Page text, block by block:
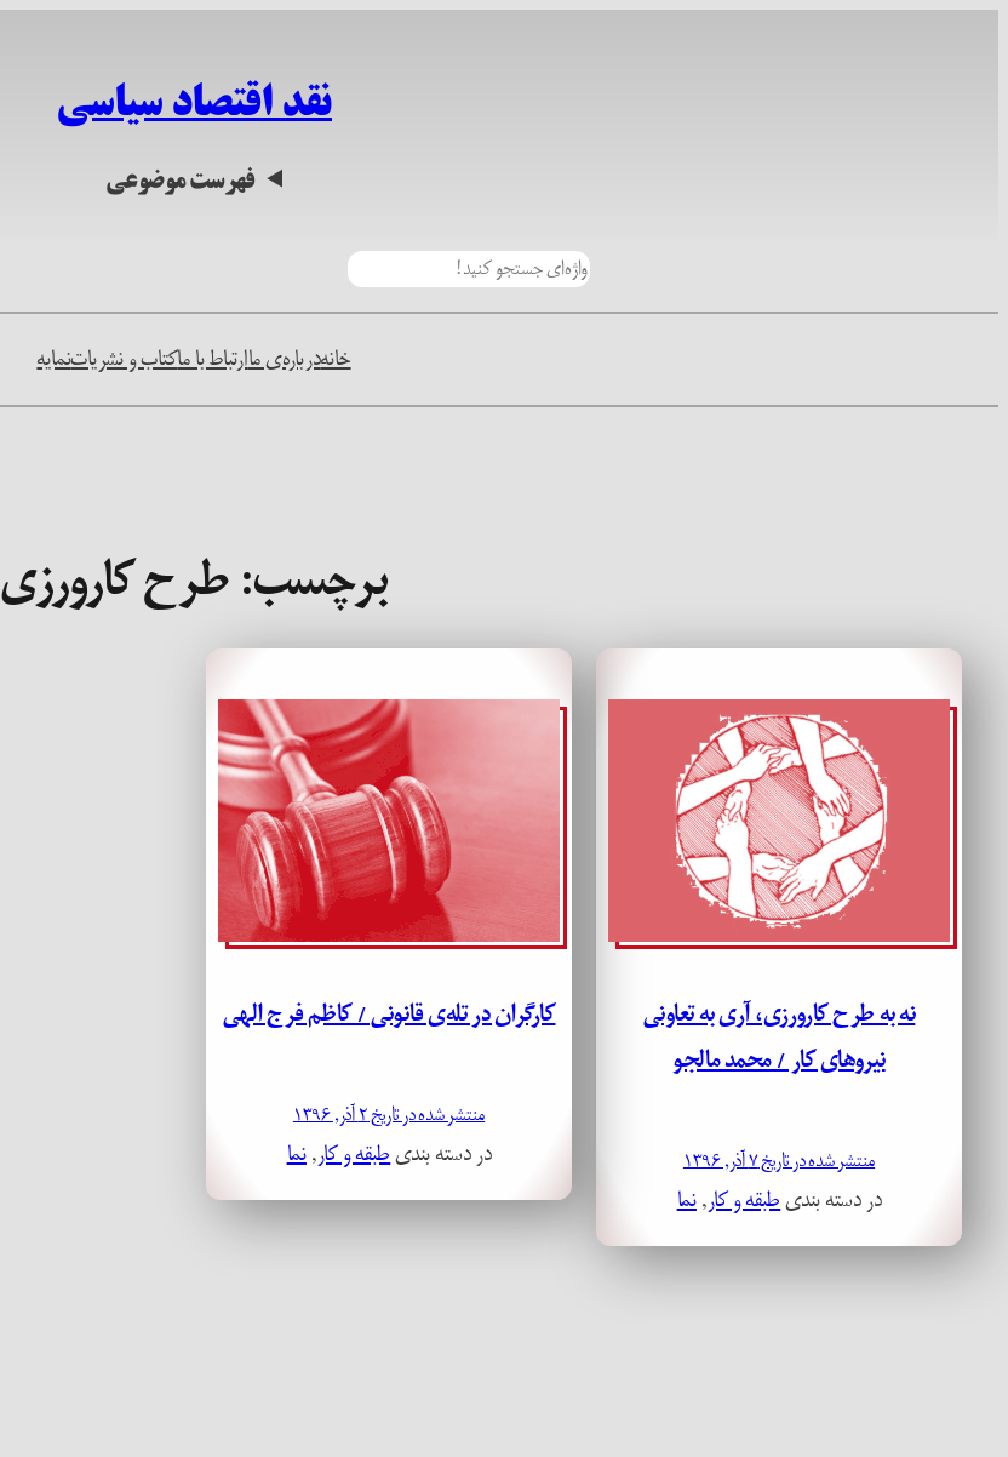
نقد اقتصاد سیاسی
فهرست موضوعی
خانهدرباره‌ی ماارتباط با ماکتاب و نشریاتنمایه
برچسب:طرح کارورزی
نه به طرح کارورزی، آری به تعاونی
نیروهای کار / محمد مالجو
منتشر شده در تاریخ ۷ آذر, ۱۳۹۶
در دسته بندیطبقه و کار, نما
کارگران در تله‌ی قانونی / کاظم فرج الهی
منتشر شده در تاریخ ۲ آذر, ۱۳۹۶
در دسته بندیطبقه و کار, نما